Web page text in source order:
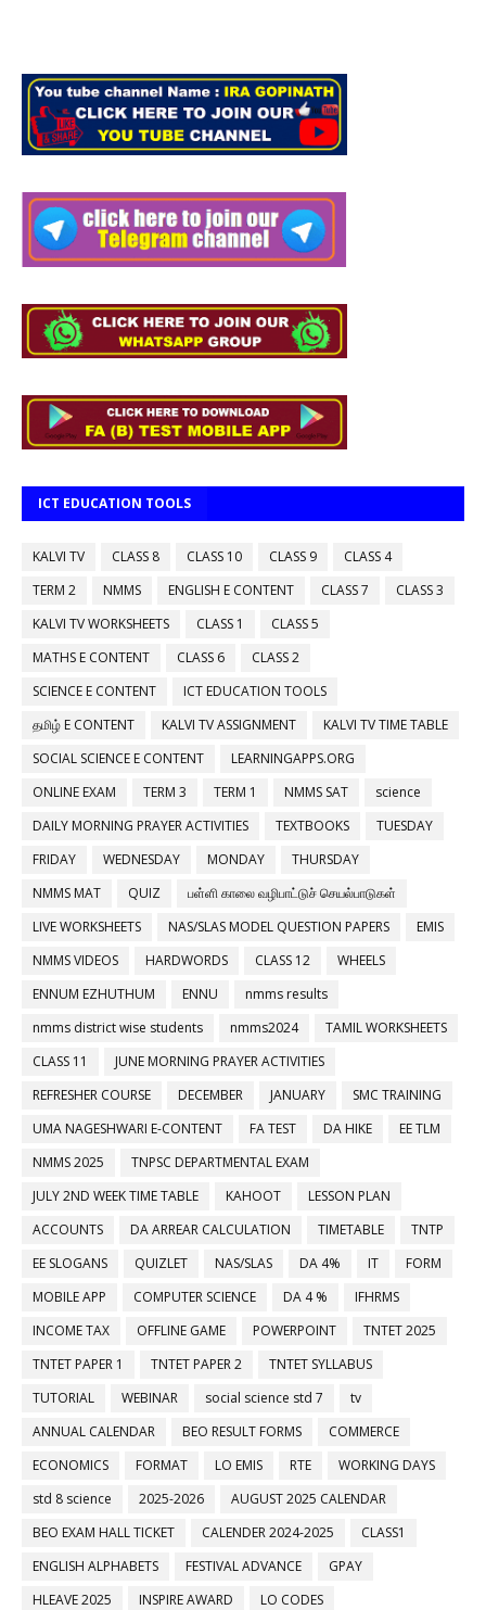
ICT EDUCATION TOOLS
KALVI TV CLASS 8 CLASS 10 CLASS 9
CLASS 4
TERM 2
NMMS ENGLISH E CONTENT CLASS 7
CLASS 3
KALVI TV WORKSHEETS
CLASS 1
CLASS 5
MATHS E CONTENT
CLASS 6
CLASS 2
SCIENCE E CONTENT
ICT EDUCATION TOOLS
தமிழ் E CONTENT
KALVI TV ASSIGNMENT
KALVI TV TIME TABLE
SOCIAL SCIENCE E CONTENT
LEARNINGAPPS.ORG
ONLINE EXAM
TERM 3 TERM 1 NMMS SAT
science
DAILY MORNING PRAYER ACTIVITIES
TEXTBOOKS
TUESDAY
FRIDAY
WEDNESDAY MONDAY
THURSDAY
NMMS MAT
QUIZ
பள்ளி காலை வழிபாட்டுச் செயல்பாடுகள்
LIVE WORKSHEETS
NAS/SLAS MODEL QUESTION PAPERS
EMIS
NMMS VIDEOS
HARDWORDS CLASS 12
WHEELS
ENNUM EZHUTHUM
ENNU
nmms results
nmms district wise students
nmms2024
TAMIL WORKSHEETS
CLASS 11
JUNE MORNING PRAYER ACTIVITIES
REFRESHER COURSE
DECEMBER JANUARY
SMC TRAINING
UMA NAGESHWARI E-CONTENT
FA TEST DA HIKE
EE TLM
NMMS 2025
TNPSC DEPARTMENTAL EXAM
JULY 2ND WEEK TIME TABLE
KAHOOT
LESSON PLAN
ACCOUNTS
DA ARREAR CALCULATION TIMETABLE
TNTP
EE SLOGANS
QUIZLET NAS/SLAS DA 4% IT
FORM
MOBILE APP
COMPUTER SCIENCE DA 4 %
IFHRMS
INCOME TAX
OFFLINE GAME POWERPOINT
TNTET 2025
TNTET PAPER 1
TNTET PAPER 2
TNTET SYLLABUS
TUTORIAL
WEBINAR social science std 7
tv
ANNUAL CALENDAR
BEO RESULT FORMS
COMMERCE
ECONOMICS
FORMAT LO EMIS RTE
WORKING DAYS
std 8 science
2025-2026
AUGUST 2025 CALENDAR
BEO EXAM HALL TICKET
CALENDER 2024-2025
CLASS1
ENGLISH ALPHABETS
FESTIVAL ADVANCE
GPAY
HLEAVE 2025
INSPIRE AWARD
LO CODES